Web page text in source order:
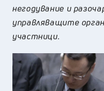
негодувание и
управляващите
участници.